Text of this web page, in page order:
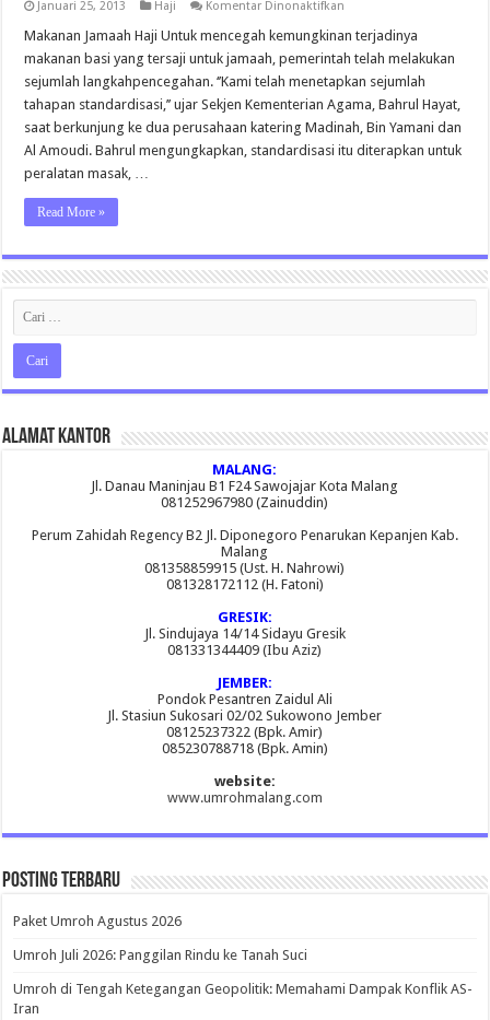
Januari 25, 2013 Haji Komentar Dinonaktifkan
Makanan
Jamaah
Selama
Musim
Haji
Makanan Jamaah Haji Untuk mencegah kemungkinan terjadinya
makanan basi yang tersaji untuk jamaah, pemerintah telah melakukan
sejumlah langkahpencegahan. ‘’Kami telah menetapkan sejumlah
tahapan standardisasi,’’ ujar Sekjen Kementerian Agama, Bahrul Hayat,
saat berkunjung ke dua perusahaan katering Madinah, Bin Yamani dan
Al Amoudi. Bahrul mengungkapkan, standardisasi itu diterapkan untuk
peralatan masak, …
Read More »
Alamat Kantor
MALANG:
Jl. Danau Maninjau B1 F24 Sawojajar Kota Malang
081252967980 (Zainuddin)
Perum Zahidah Regency B2 Jl. Diponegoro Penarukan Kepanjen Kab.
Malang
081358859915 (Ust. H. Nahrowi)
081328172112 (H. Fatoni)
GRESIK:
Jl. Sindujaya 14/14 Sidayu Gresik
081331344409 (Ibu Aziz)
JEMBER:
Pondok Pesantren Zaidul Ali
Jl. Stasiun Sukosari 02/02 Sukowono Jember
08125237322 (Bpk. Amir)
085230788718 (Bpk. Amin)
website:
www.umrohmalang.com
Posting Terbaru
Paket Umroh Agustus 2026
Umroh Juli 2026: Panggilan Rindu ke Tanah Suci
Umroh di Tengah Ketegangan Geopolitik: Memahami Dampak Konflik AS-
Iran